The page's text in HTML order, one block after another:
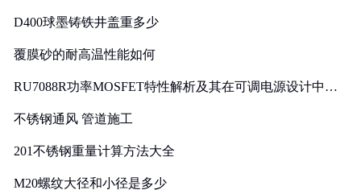
D400球墨铸铁井盖重多少
覆膜砂的耐高温性能如何
RU7088R功率MOSFET特性解析及其在可调电源设计中的
不锈钢通风 管道施工
201不锈钢重量计算方法大全
M20螺纹大径和小径是多少